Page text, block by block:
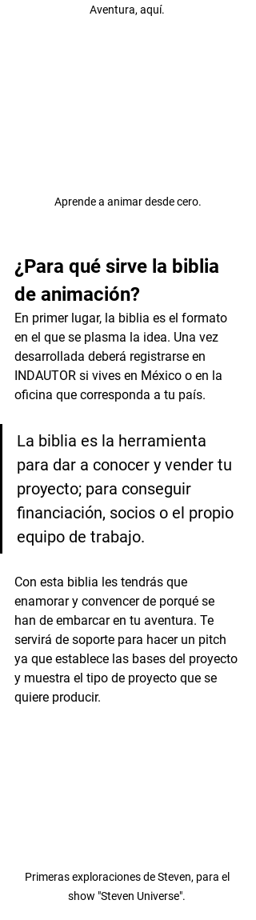
Aventura, aquí.
Aprende a animar desde cero.
¿Para qué sirve la biblia
de animación?
En primer lugar, la biblia es el formato
en el que se plasma la idea. Una vez
desarrollada deberá registrarse en
INDAUTOR si vives en México o en la
oficina que corresponda a tu país.
La biblia es la herramienta
para dar a conocer y vender tu
proyecto; para conseguir
financiación, socios o el propio
equipo de trabajo.
Con esta biblia les tendrás que
enamorar y convencer de porqué se
han de embarcar en tu aventura. Te
servirá de soporte para hacer un pitch
ya que establece las bases del proyecto
y muestra el tipo de proyecto que se
quiere producir.
Primeras exploraciones de Steven, para el
show "Steven Universe".